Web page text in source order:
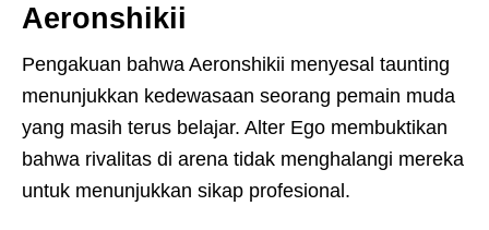
Aeronshikii
Pengakuan bahwa Aeronshikii menyesal taunting
menunjukkan kedewasaan seorang pemain muda
yang masih terus belajar. Alter Ego membuktikan
bahwa rivalitas di arena tidak menghalangi mereka
untuk menunjukkan sikap profesional.